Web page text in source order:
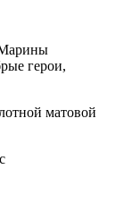
Марины
герои,
матовой